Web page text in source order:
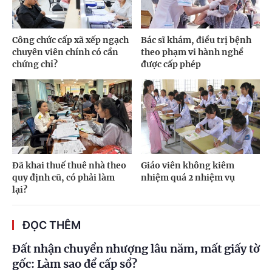
Công chức cấp xã xếp ngạch
chuyên viên chính có cần
chứng chỉ?
Bác sĩ khám, điều trị bệnh
theo phạm vi hành nghề
được cấp phép
Đã khai thuế thuê nhà theo
quy định cũ, có phải làm
lại?
Giáo viên không kiêm
nhiệm quá 2 nhiệm vụ
ĐỌC THÊM
Đất nhận chuyển nhượng lâu năm, mất giấy tờ
gốc: Làm sao để cấp sổ?